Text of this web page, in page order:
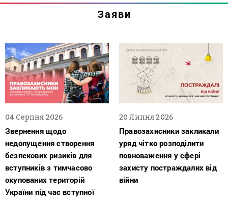
Заяви
04 Серпня 2026
Звернення щодо
недопущення створення
безпекових ризиків для
вступників з тимчасово
окупованих територій
України під час вступної
20 Липня 2026
Правозахисники закликали
уряд чітко розподілити
повноваження у сфері
захисту постраждалих від
війни